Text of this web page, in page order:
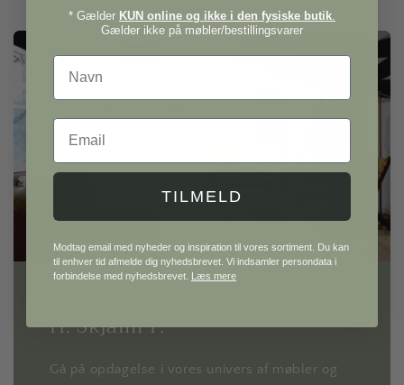
H. Skjalm P.
Gå på opdagelse i vores univers af møbler og
* Gælder KUN online og ikke i den fysiske butik.
Gælder ikke på møbler/bestillingsvarer
Navn
Email
TILMELD
Modtag email med nyheder og inspiration til vores sortiment. Du kan
til enhver tid afmelde dig nyhedsbrevet. Vi indsamler persondata i
forbindelse med nyhedsbrevet. Læs mere